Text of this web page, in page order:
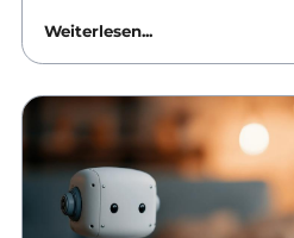
darunterliegenden
unterschiedlichen Ebenen
unterschiedlichen Folgen
und Kosten. Dieser
Unterschiede ein und
Auswahl.
Weiterlesen...